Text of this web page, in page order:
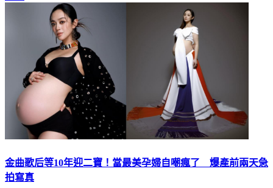
金曲歌后等10年迎二寶！當最美孕婦自嘲瘋了 爆產前兩天急
拍寫真